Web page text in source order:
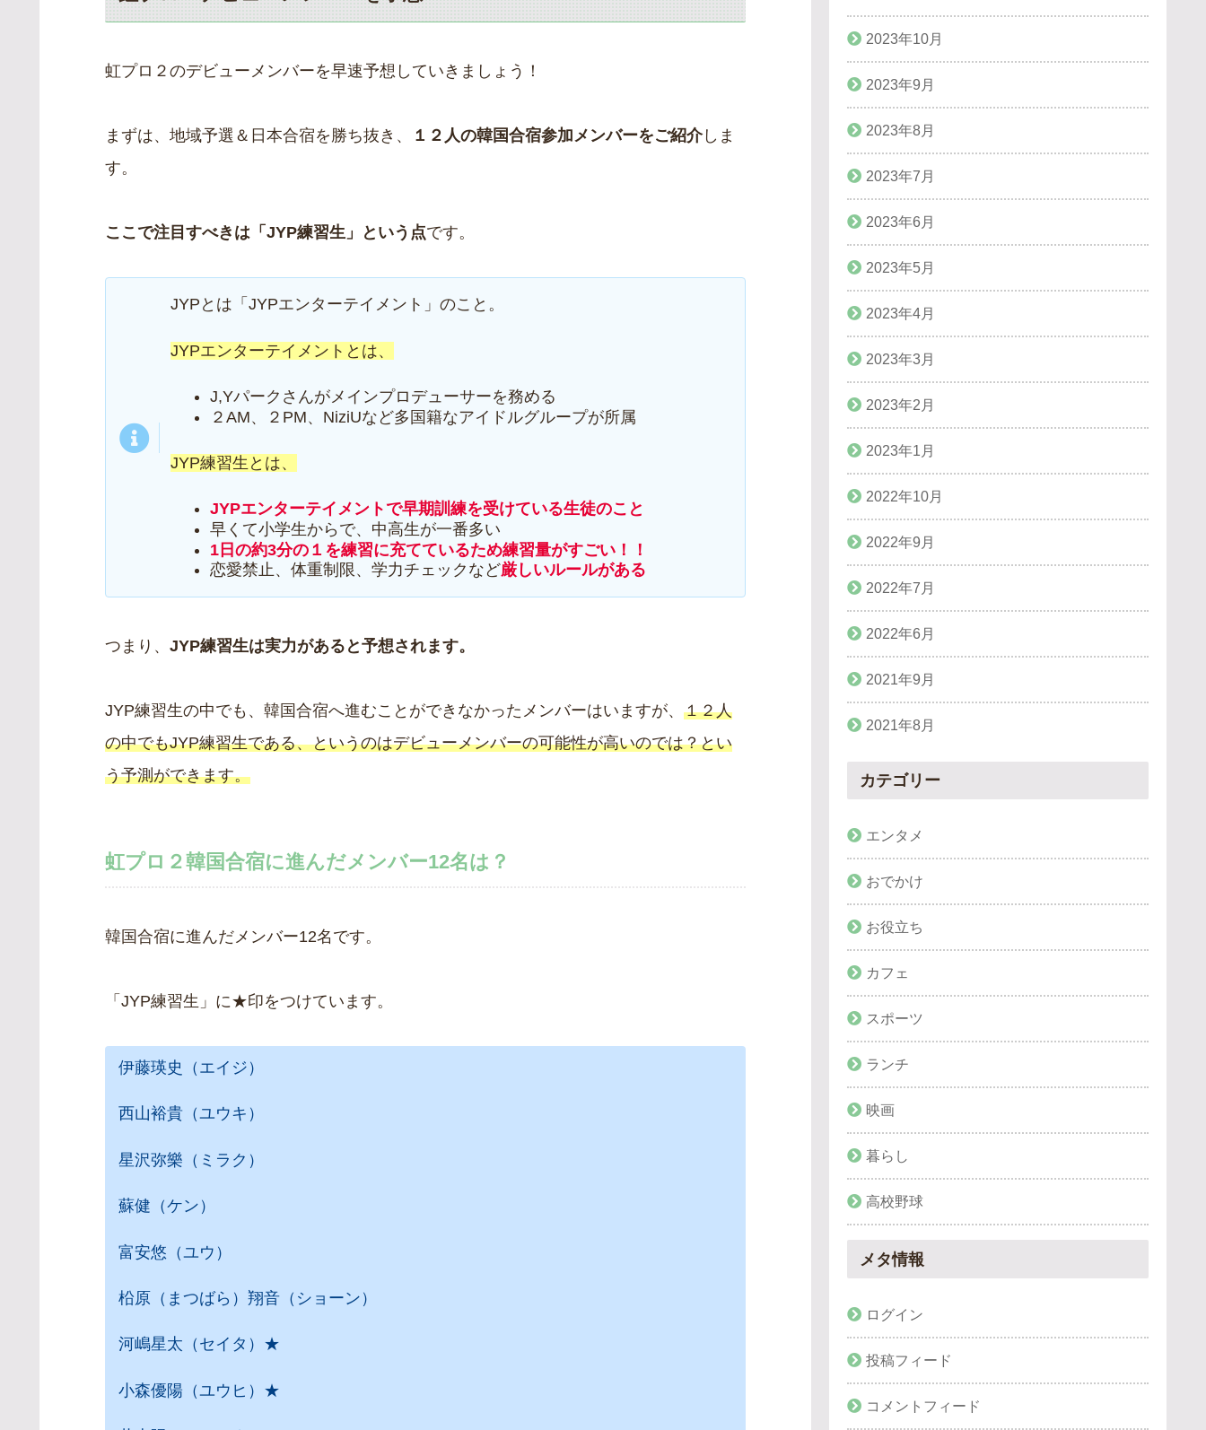
虹プロ２のデビューメンバーを早速予想していきましょう！
まずは、地域予選＆日本合宿を勝ち抜き、 １２人の韓国合宿参加メンバーをご紹介しま
す。
ここで注目すべきは「JYP練習生」という点です。
JYPとは「JYPエンターテイメント」のこと。
JYPエンターテイメントとは、
J,Yパークさんがメインプロデューサーを務める
２AM、２PM、NiziUなど多国籍なアイドルグループが所属
JYP練習生とは、
JYPエンターテイメントで早期訓練を受けている生徒のこと
早くて小学生からで、中高生が一番多い
1日の約3分の１を練習に充てているため練習量がすごい！！
恋愛禁止、体重制限、学力チェックなど厳しいルールがある
つまり、 JYP練習生は実力があると予想されます。
JYP練習生の中でも、韓国合宿へ進むことができなかったメンバーはいますが、 １２人
の中でもJYP練習生である、というのはデビューメンバーの可能性が高いのでは？とい
う予測ができます。
虹プロ２韓国合宿に進んだメンバー12名は？
韓国合宿に進んだメンバー12名です。
「JYP練習生」に★印をつけています。
伊藤瑛史（エイジ）
西山裕貴（ユウキ）
星沢弥樂（ミラク）
蘇健（ケン）
富安悠（ユウ）
柗原（まつばら）翔音（ショーン）
河嶋星太（セイタ）★
小森優陽（ユウヒ）★
2023年10月
2023年9月
2023年8月
2023年7月
2023年6月
2023年5月
2023年4月
2023年3月
2023年2月
2023年1月
2022年10月
2022年9月
2022年7月
2022年6月
2021年9月
2021年8月
カテゴリー
エンタメ
おでかけ
お役立ち
カフェ
スポーツ
ランチ
映画
暮らし
高校野球
メタ情報
ログイン
投稿フィード
コメントフィード